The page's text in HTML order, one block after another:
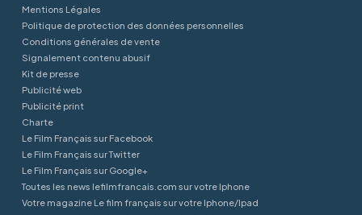
Mentions Légales
Politique de protection des données personnelles
Conditions générales de vente
Signalement contenu abusif
Kit de presse
Publicité web
Publicité print
Charte
Le Film Français sur Facebook
Le Film Français sur Twitter
Le Film Français sur Google+
Toutes les news lefilmfrancais.com sur votre Iphone
Votre magazine Le film français sur votre Iphone/Ipad